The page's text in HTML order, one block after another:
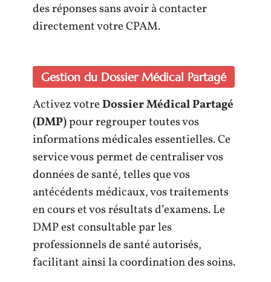
des réponses sans avoir à contacter
directement votre CPAM.
Gestion du Dossier Médical Partagé
Activez votreDossier Médical Partagé
(DMP)pour regrouper toutes vos
informations médicales essentielles. Ce
service vous permet de centraliser vos
données de santé, telles que vos
antécédents médicaux, vos traitements
en cours et vos résultats d’examens. Le
DMP est consultable par les
professionnels de santé autorisés,
facilitant ainsi la coordination des soins.